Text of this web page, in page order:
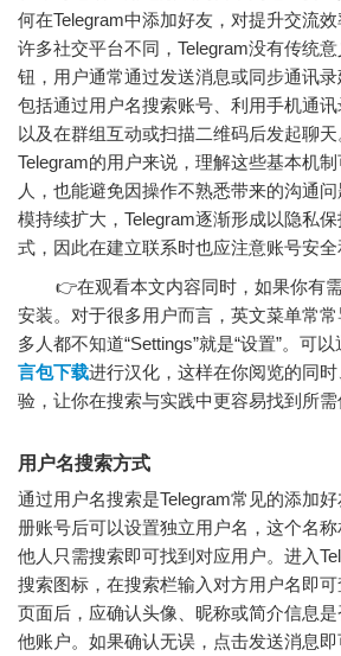
何在Telegram中添加好友，对提升交流
许多社交平台不同，Telegram没有传统
钮，用户通常通过发送消息或同步通讯
包括通过用户名搜索账号、利用手机通讯
以及在群组互动或扫描二维码后发起聊
Telegram的用户来说，理解这些基本机
人，也能避免因操作不熟悉带来的沟通
模持续扩大，Telegram逐渐形成以隐私
式，因此在建立联系时也应注意账号安全
👉在观看本文内容同时，如果你有需
安装。对于很多用户而言，英文菜单常
多人都不知道“Settings”就是“设置”。可以
言包下载进行汉化，这样在你阅览的同
验，让你在搜索与实践中更容易找到所需
用户名搜索方式
通过用户名搜索是Telegram常见的添加
册账号后可以设置独立用户名，这个名
他人只需搜索即可找到对应用户。进入
搜索图标，在搜索栏输入对方用户名即
页面后，应确认头像、昵称或简介信息
他账户。如果确认无误，点击发送消息